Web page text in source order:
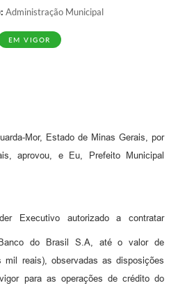
Administração Municipal
EM VIGOR
Mor, Estado de Minas Gerais, por
aprovou, e Eu, Prefeito Municipal
Executivo autorizado a contratar
do Brasil S.A, até o valor de
mil reais), observadas as disposições
para as operações de crédito do